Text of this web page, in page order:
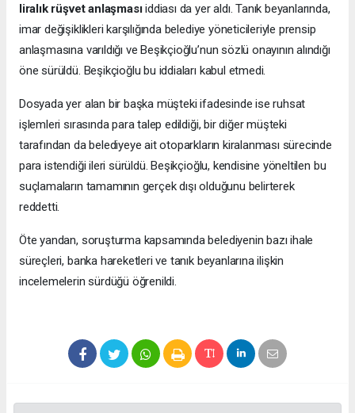
liralık rüşvet anlaşmasıiddiası da yer aldı. Tanık beyanlarında,
imar değişiklikleri karşılığında belediye yöneticileriyle prensip
anlaşmasına varıldığı ve Beşikçioğlu’nun sözlü onayının alındığı
öne sürüldü. Beşikçioğlu bu iddiaları kabul etmedi.
Dosyada yer alan bir başka müşteki ifadesinde ise ruhsat
işlemleri sırasında para talep edildiği, bir diğer müşteki
tarafından da belediyeye ait otoparkların kiralanması sürecinde
para istendiği ileri sürüldü. Beşikçioğlu, kendisine yöneltilen bu
suçlamaların tamamının gerçek dışı olduğunu belirterek
reddetti.
Öte yandan, soruşturma kapsamında belediyenin bazı ihale
süreçleri, banka hareketleri ve tanık beyanlarına ilişkin
incelemelerin sürdüğü öğrenildi.